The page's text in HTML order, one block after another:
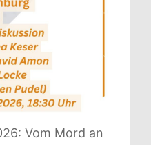
Vom Mord an